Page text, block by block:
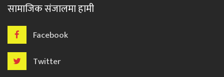
सामाजिक संजालमा हामी
Facebook
Twitter